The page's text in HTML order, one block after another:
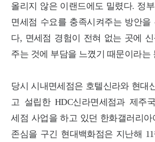
올리지 않은 이랜드에도 밀렸다. 정
면세점 수요를 충족시켜주는 방안을
다, 면세점 경험이 전혀 없는 곳에
주는 것에 부담을 느꼈기 때문이라는
당시 시내면세점은 호텔신라와 현대
고 설립한 HDC신라면세점과 제주
세점 사업을 하고 있던 한화갤러리
존심을 구긴 현대백화점은 지난해